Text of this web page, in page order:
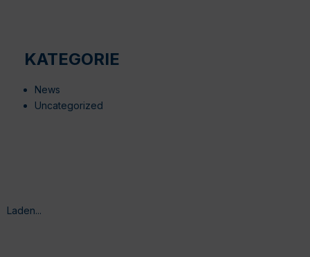
KATEGORIE
News
Uncategorized
Laden...